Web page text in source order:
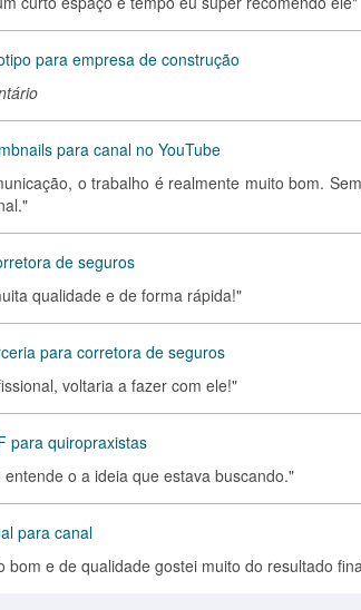
para empresa de construção
para canal no YouTube
o trabalho é realmente muito bom.
de seguros
qualidade e de forma rápida!"
para corretora de seguros
voltaria a fazer com ele!"
para quiropraxistas
o a ideia que estava buscando."
para canal
bom e de qualidade gostei muito do resultado